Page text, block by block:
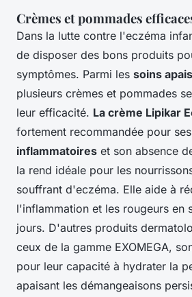
Crèmes et pommades
Dans la lutte contre l'eczéma
de disposer des bons produits
symptômes. Parmi les soins
plusieurs crèmes et pommades
leur efficacité. La crème Lipikar
fortement recommandée pour ses
inflammatoires et son absence
la rend idéale pour les
souffrant d'eczéma. Elle aide à
l'inflammation et les rougeurs en
jours. D'autres produits
ceux de la gamme EXOMEGA,
pour leur capacité à hydrater la
apaisant les démangeaisons